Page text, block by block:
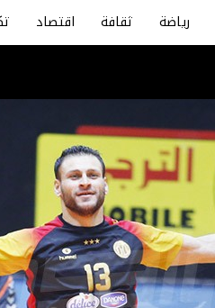
رياضة ثقافة اقتصاد